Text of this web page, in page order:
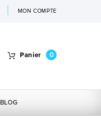
MON COMPTE
Panier 0
BLOG